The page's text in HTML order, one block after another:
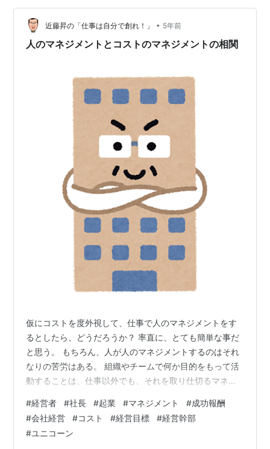
のとは違う。また、起業の特徴として、チャレンジ、成
功願望、独立心などがあるが、困難に打ち克…
近藤昇の「仕事は自分で創れ！」 • 5年前
人のマネジメントとコストのマネジメントの相関
仮にコストを度外視して、仕事で人のマネジメントをす
るとしたら、どうだろうか？ 率直に、とても簡単な事だ
と思う。 もちろん、人が人のマネジメントするのはそれ
なりの苦労はある。 組織やチームで何か目的をもって活
動することは、仕事以外でも、それを取り仕切るマネー
頃であれば学級委員長という役割だろうか。 今回は、仕
事におけるマネジメントを主眼に置いて、人のマネジメ
ントとコストのマネジメントの相関を考えてみる。 ま
#経営者 #社長 #起業 #マネジメント #成功報酬
#会社経営 #コスト #経営目標 #経営幹部
#ユニコーン